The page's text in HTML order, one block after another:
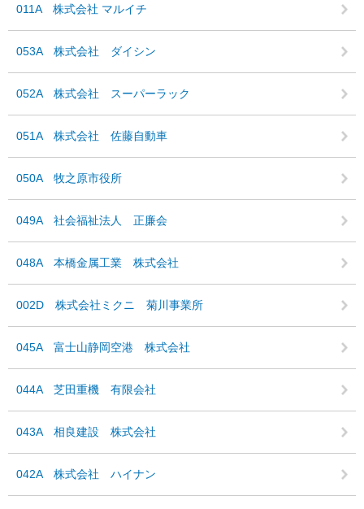
011A 株式会社 マルイチ
053A 株式会社 ダイシン
052A 株式会社 スーパーラック
051A 株式会社 佐藤自動車
050A 牧之原市役所
049A 社会福祉法人 正廉会
048A 本橋金属工業 株式会社
002D 株式会社ミクニ 菊川事業所
045A 富士山静岡空港 株式会社
044A 芝田重機 有限会社
043A 相良建設 株式会社
042A 株式会社 ハイナン